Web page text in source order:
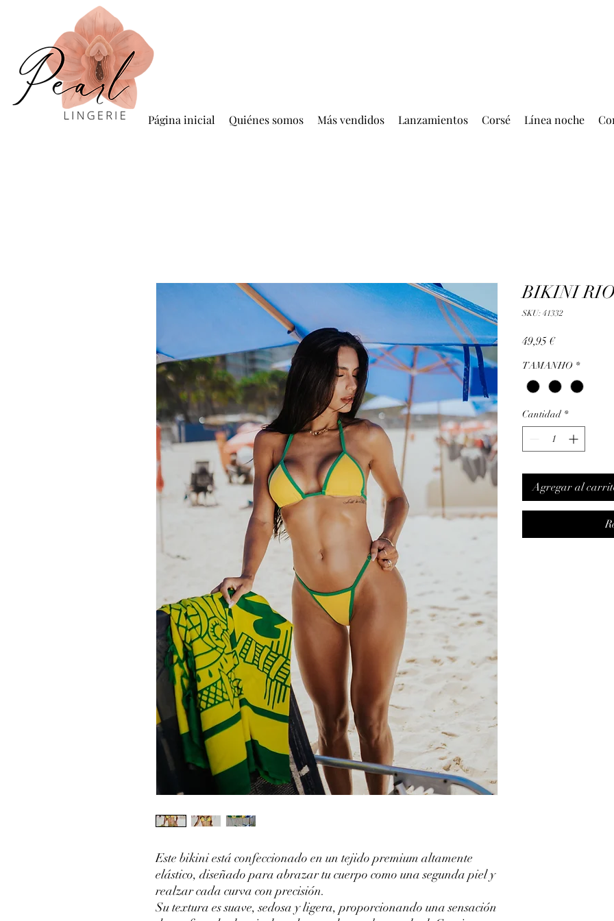
Página inicial Quiénes somos Más vendidos Lanzamientos Corsé Línea noche
Este bikini está confeccionado en un tejido premium altamente
elástico, diseñado para abrazar tu cuerpo como una segunda piel y
realzar cada curva con precisión.
Su textura es suave, sedosa y ligera, proporcionando una sensación
BIKINI
SKU: 41332
49,95 €Precio
TAMANHO *
Cantidad *
Agregar al